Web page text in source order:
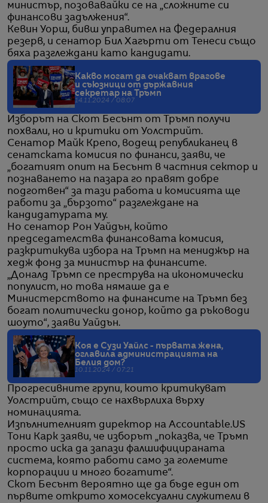
министър, позовавайки се на „сложните си
финансови задължения“.
Кевин Уорш, бивш управител на Федералния
резерв, и сенатор Бил Хагърти от Тенеси също
бяха разглеждани като кандидати.
Какво могат да очакват врагове
и съюзници от държавния
секретар на Тръмп
14.11.2024 / 08:07
Изборът на Скот Бесънт от Тръмп получи
похвали, но и критики от Уолстрийт.
Сенатор Майк Крепо, водещ републиканец в
сенатската комисия по финанси, заяви, че
„богатият опит на Бесънт в частния сектор и
познаването на пазара го правят добре
подготвен“ за тази работа и комисията ще
работи за „бързото“ разглеждане на
кандидатурата му.
Но сенатор Рон Уайдън, който
председателства финансовата комисия,
разкритикува избора на Тръмп на мениджър на
хедж фонд за министър на финансите.
„Доналд Тръмп се преструва на икономически
популист, но това нямаше да е
Министерството на финансите на Тръмп без
богат политически донор, който да ръководи
шоуто“, заяви Уайдън.
Коя е Сузи Уайлс - първата жена,
оглавила администрацията на
Белия дом?
10.11.2024 / 07:21
Прогресивните групи, които критикуват
Уолстрийт, също се нахвърлиха върху
номинацията.
Изпълнителният директор на Accountable.US
Тони Карк заяви, че изборът „показва, че Тръмп
просто иска да запази фалшифицираната
система, която работи само за големите
корпорации и много богатите“.
Скот Бесънт вероятно ще да бъде един от
първите открито хомосексуални служители в